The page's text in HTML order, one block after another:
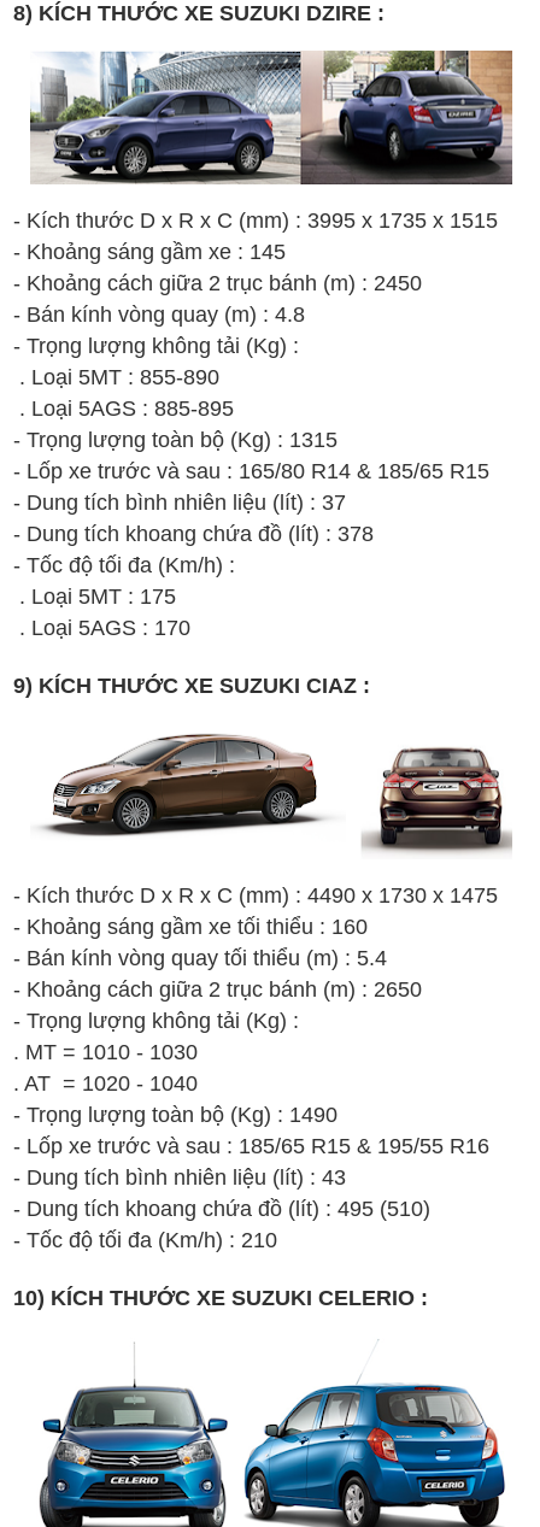
8) KÍCH THƯỚC XE SUZUKI DZIRE :
- Kích thước D x R x C (mm) : 3995 x 1735 x 1515
- Khoảng sáng gầm xe : 145
- Khoảng cách giữa 2 trục bánh (m) : 2450
- Bán kính vòng quay (m) : 4.8
- Trọng lượng không tải (Kg) :
. Loại 5MT : 855-890
. Loại 5AGS : 885-895
- Trọng lượng toàn bộ (Kg) : 1315
- Lốp xe trước và sau : 165/80 R14 & 185/65 R15
- Dung tích bình nhiên liệu (lít) : 37
- Dung tích khoang chứa đồ (lít) : 378
- Tốc độ tối đa (Km/h) :
. Loại 5MT : 175
. Loại 5AGS : 170
9) KÍCH THƯỚC XE SUZUKI CIAZ :
- Kích thước D x R x C (mm) : 4490 x 1730 x 1475
- Khoảng sáng gầm xe tối thiểu : 160
- Bán kính vòng quay tối thiểu (m) : 5.4
- Khoảng cách giữa 2 trục bánh (m) : 2650
- Trọng lượng không tải (Kg) :
. MT = 1010 - 1030
. AT = 1020 - 1040
- Trọng lượng toàn bộ (Kg) : 1490
- Lốp xe trước và sau : 185/65 R15 & 195/55 R16
- Dung tích bình nhiên liệu (lít) : 43
- Dung tích khoang chứa đồ (lít) : 495 (510)
- Tốc độ tối đa (Km/h) : 210
10) KÍCH THƯỚC XE SUZUKI CELERIO :